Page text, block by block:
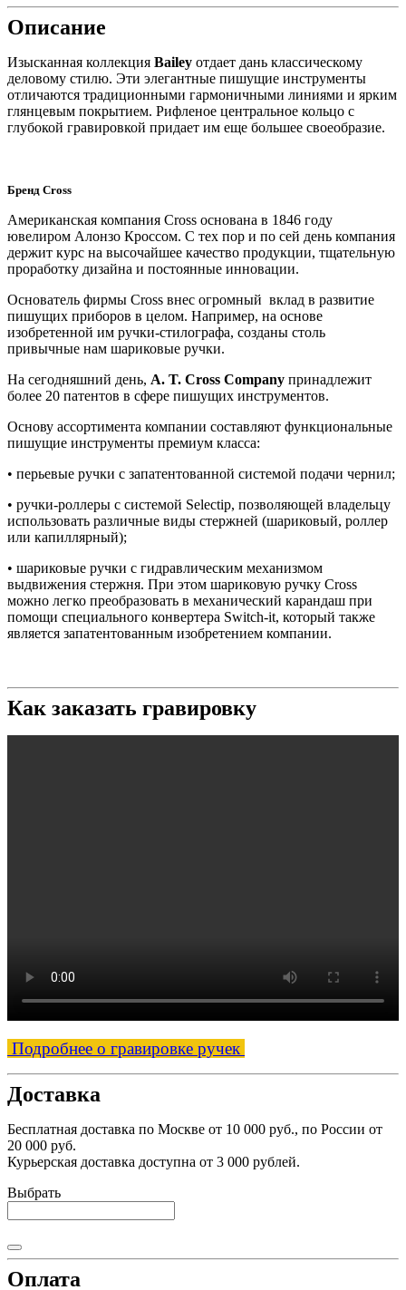
Описание
Изысканная коллекция Bailey отдает дань классическому
деловому стилю. Эти элегантные пишущие инструменты
отличаются традиционными гармоничными линиями и ярким
глянцевым покрытием. Рифленое центральное кольцо с
глубокой гравировкой придает им еще большее своеобразие.
Бренд Cross
Американская компания Cross основана в 1846 году
ювелиром Алонзо Кроссом. С тех пор и по сей день компания
держит курс на высочайшее качество продукции, тщательную
проработку дизайна и постоянные инновации.
Основатель фирмы Cross внес огромный вклад в развитие
пишущих приборов в целом. Например, на основе
изобретенной им ручки-стилографа, созданы столь
привычные нам шариковые ручки.
На сегодняшний день, A. T. Cross Company принадлежит
более 20 патентов в сфере пишущих инструментов.
Основу ассортимента компании составляют функциональные
пишущие инструменты премиум класса:
• перьевые ручки с запатентованной системой подачи чернил;
• ручки-роллеры с системой Selectip, позволяющей владельцу
использовать различные виды стержней (шариковый, роллер
или капиллярный);
• шариковые ручки с гидравлическим механизмом
выдвижения стержня. При этом шариковую ручку Cross
можно легко преобразовать в механический карандаш при
помощи специального конвертера Switch-it, который также
является запатентованным изобретением компании.
Как заказать гравировку
Подробнее о гравировке ручек
Доставка
Бесплатная доставка по Москве от 10 000 руб., по России от
20 000 руб.
Курьерская доставка доступна от 3 000 рублей.
Выбрать
Оплата